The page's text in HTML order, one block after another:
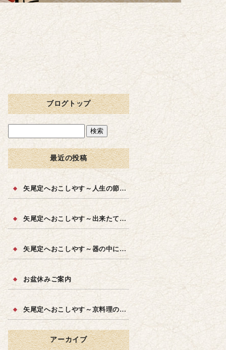
ブログトップ
最近の投稿
矢尾定へおこしやす～人生の節目に～
矢尾定へおこしやす～出来たての品質を～
矢尾定へおこしやす～器の中に四季を～
お盆休みご案内
矢尾定へおこしやす～京料理の味を～
アーカイブ